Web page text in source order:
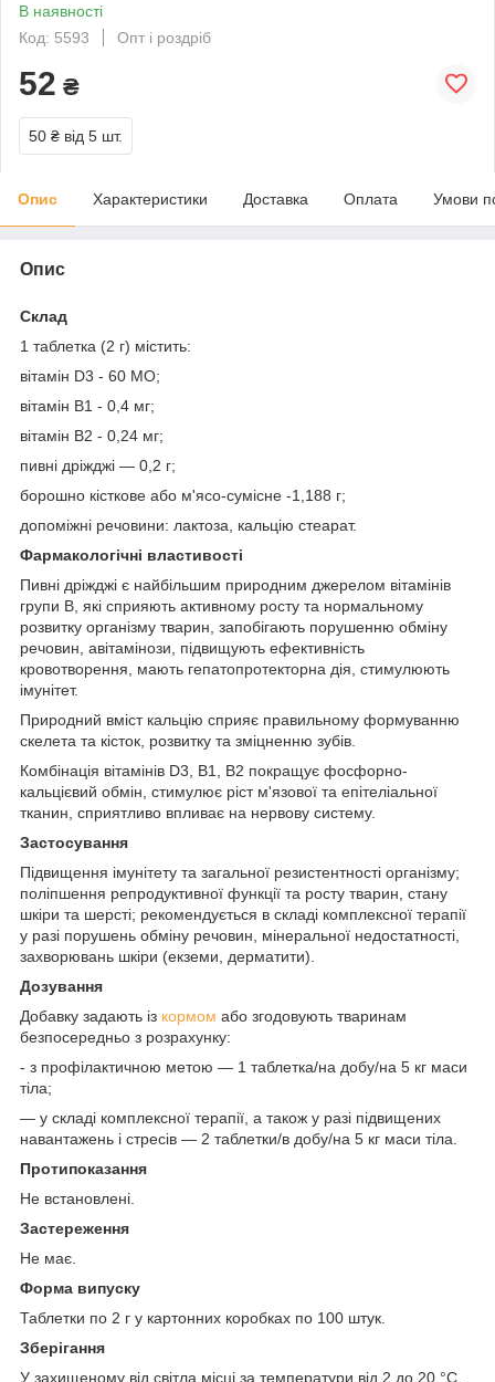
В наявності
Код: 5593
Опт і роздріб
52 ₴
50 ₴ від 5 шт.
Опис Характеристики Доставка Оплата Умови
Опис
Склад
1 таблетка (2 г) містить:
вітамін D3 - 60 МО;
вітамін В1 - 0,4 мг;
вітамін В2 - 0,24 мг;
пивні дріжджі — 0,2 г;
борошно кісткове або м'ясо-сумісне -1,188 г;
допоміжні речовини: лактоза, кальцію стеарат.
Фармакологічні властивості
Пивні дріжджі є найбільшим природним джерелом вітамінів
групи B, які сприяють активному росту та нормальному
розвитку організму тварин, запобігають порушенню обміну
речовин, авітамінози, підвищують ефективність
кровотворення, мають гепатопротекторна дія, стимулюють
імунітет.
Природний вміст кальцію сприяє правильному формуванню
скелета та кісток, розвитку та зміцненню зубів.
Комбінація вітамінів D3 , В1 , В2 покращує фосфорно-
кальцієвий обмін, стимулює ріст м'язової та епітеліальної
тканин, сприятливо впливає на нервову систему.
Застосування
Підвищення імунітету та загальної резистентності організму;
поліпшення репродуктивної функції та росту тварин, стану
шкіри та шерсті; рекомендується в складі комплексної терапії
у разі порушень обміну речовин, мінеральної недостатності,
захворювань шкіри (екземи, дерматити).
Дозування
Добавку задають із кормом або згодовують тваринам
безпосередньо з розрахунку:
- з профілактичною метою — 1 таблетка/на добу/на 5 кг маси
тіла;
— у складі комплексної терапії, а також у разі підвищених
навантажень і стресів — 2 таблетки/в добу/на 5 кг маси тіла.
Протипоказання
Не встановлені.
Застереження
Не має.
Форма випуску
Таблетки по 2 г у картонних коробках по 100 штук.
Зберігання
У захищеному від світла місці за температури від 2 до 20 °C.